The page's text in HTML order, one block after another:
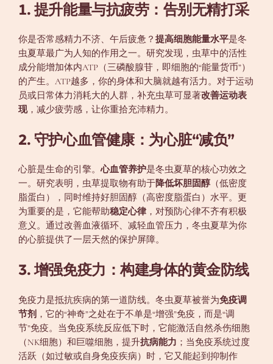
1. 提升能量与抗疲劳：告别无精打采
你是否常感精力不济、午后疲惫？提高细胞能量水平是冬
虫夏草最广为人知的作用之一。研究发现，虫草中的活性
成分能增加体内ATP（三磷酸腺苷，即细胞的“能量货币”）
的产生。ATP越多，你的身体和大脑就越有活力。对于运动
员或日常体力消耗大的人群，补充虫草可显著改善运动表
现，减少疲劳感，让你重拾充沛精力。
2. 守护心血管健康：为心脏“减负”
心脏是生命的引擎。心血管养护是冬虫夏草的核心功效之
一。研究表明，虫草提取物有助于降低坏胆固醇 （低密度
脂蛋白），同时维持好胆固醇（高密度脂蛋白）水平。更
为重要的是，它能帮助稳定心律 ，对预防心律不齐有积极
意义。通过改善血液循环、减轻血管压力，冬虫夏草为你
的心脏提供了一层天然的保护屏障。
3. 增强免疫力：构建身体的黄金防线
免疫力是抵抗疾病的第一道防线。冬虫夏草被誉为免疫调
节剂 ，它的“神奇”之处在于不单是“增强”免疫，而是“调
节”免疫。当免疫系统反应低下时，它能激活自然杀伤细胞
（NK细胞）和巨噬细胞，提升抗病能力 ；当免疫系统过度
活跃（如过敏或自身免疫疾病）时，它又能起到抑制作